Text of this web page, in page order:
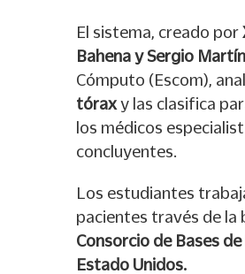
El sistema, creado por
Bahena y Sergio
Cómputo (Escom),
tórax y las clasifica
los médicos
concluyentes.
Los estudiantes
pacientes través de la
Consorcio de Bases
Estado Unidos.